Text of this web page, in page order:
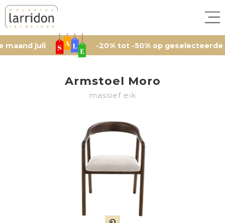
juli -20% tot -50% op geselecteerde
Armstoel Moro
massief eik